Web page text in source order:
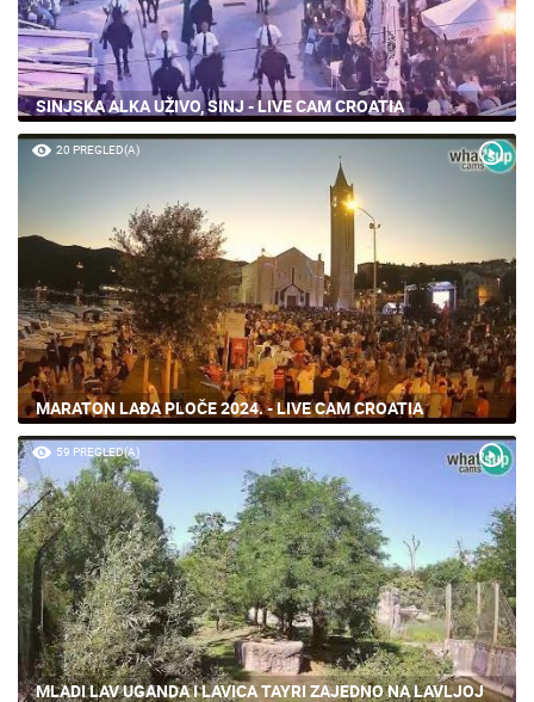
SINJSKA ALKA UŽIVO, SINJ - LIVE CAM CROATIA
20 PREGLED(A)
MARATON LAĐA PLOČE 2024. - LIVE CAM CROATIA
59 PREGLED(A)
MLADI LAV UGANDA I LAVICA TAYRI ZAJEDNO NA LAVLJOJ